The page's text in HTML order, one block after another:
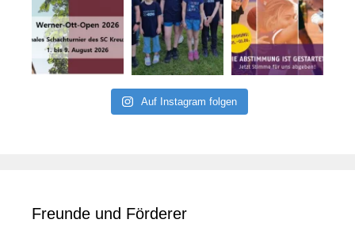
Auf Instagram folgen
Freunde und Förderer